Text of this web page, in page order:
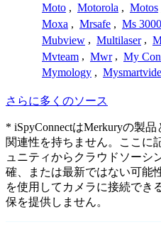
Moto , Motorola , Motos
Moxa , Mrsafe , Ms 3000
Mubview , Multilaser ,
Mvteam , Mwr , My
Mymology ,
さらに多くのソース
* iSpyConnectはMerkuryの製
関連性を持ちません。ここに
ュニティからクラウドソーシ
確、または最新ではない可能
を使用してカメラに接続でき
保を提供しません。